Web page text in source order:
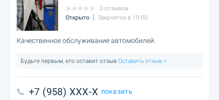
0 отзывов
Открыто
Закроется в 19:00
Качественное обслуживание автомобилей.
Будьте первым, кто оставит отзыв Оставить отзыв >
+7 (958) XXX-X показать